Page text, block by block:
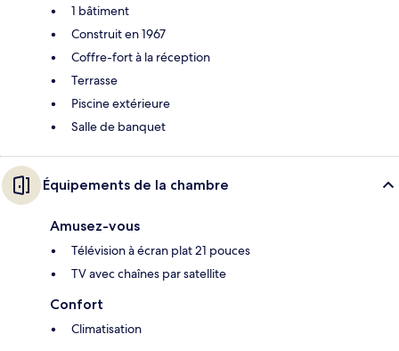
1 bâtiment
Construit en 1967
Coffre-fort à la réception
Terrasse
Piscine extérieure
Salle de banquet
Équipements de la chambre
Amusez-vous
Télévision à écran plat 21 pouces
TV avec chaînes par satellite
Confort
Climatisation